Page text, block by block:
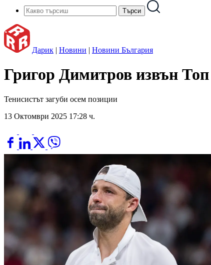
Дарик | Новини | Новини България
Григор Димитров извън Топ
Тенисистът загуби осем позиции
13 Октомври 2025 17:28 ч.